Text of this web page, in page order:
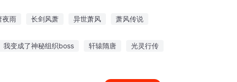
夜雨 长剑风萧 异世萧风 萧风传说
我变成了神秘组织boss 轩辕隋唐 光灵行传